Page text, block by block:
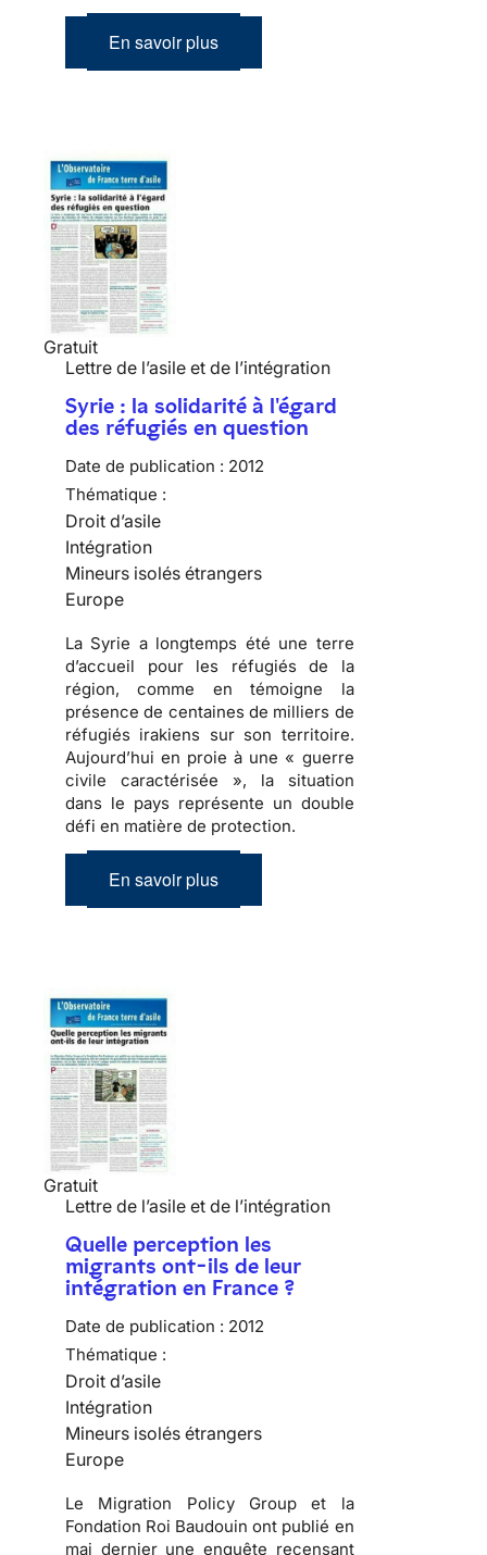
En savoir plus
Gratuit
Lettre de l’asile et de l’intégration
Syrie : la solidarité à l'égard
des réfugiés en question
Date de publication : 2012
Thématique :
Droit d’asile
Intégration
Mineurs isolés étrangers
Europe
La Syrie a longtemps été une terre
d’accueil pour les réfugiés de la
région, comme en témoigne la
présence de centaines de milliers de
réfugiés irakiens sur son territoire.
Aujourd’hui en proie à une « guerre
civile caractérisée », la situation
dans le pays représente un double
défi en matière de protection.
En savoir plus
Gratuit
Lettre de l’asile et de l’intégration
Quelle perception les
migrants ont-ils de leur
intégration en France ?
Date de publication : 2012
Thématique :
Droit d’asile
Intégration
Mineurs isolés étrangers
Europe
Le Migration Policy Group et la
Fondation Roi Baudouin ont publié en
mai dernier une enquête recensant